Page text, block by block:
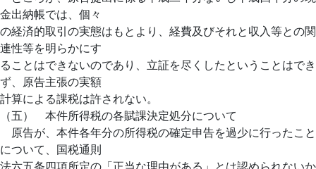
金出納帳では、個々
の経済的取引の実態はもとより、経費及びそれと収入等との関
連性等を明らかにす
ることはできないのであり、立証を尽くしたということはでき
ず、原告主張の実額
計算による課税は許されない。
（五） 本件所得税の各賦課決定処分について
原告が、本件各年分の所得税の確定申告を過少に行ったこと
について、国税通則
法六五条四項所定の「正当な理由がある」とは認められないか